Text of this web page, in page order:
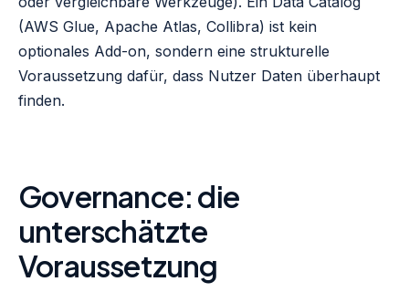
(AWS Glue, Apache Atlas, Collibra) ist kein
optionales Add-on, sondern eine strukturelle
Voraussetzung dafür, dass Nutzer Daten überhaupt
finden.
Governance: die
unterschätzte
Voraussetzung